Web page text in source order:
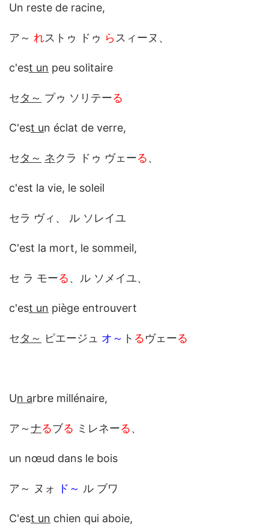
Un reste de racine,
ア～ れストゥ ドゥ ら スィーヌ、
c'est un peu solitaire
セタ～ プゥ ソリテーる
C'est un éclat de verre,
セタ～ ネクラ ドゥ ヴェーる、
c'est la vie, le soleil
セラ ヴィ、 ル ソレイユ
C'est la mort, le sommeil,
セ ラ モーる、ル ソメイユ、
c'est un piège entrouvert
セタ～ ピエージュ オ～ ト るヴェーる
Un arbre millénaire,
ア～ナるブる ミレネーる、
un nœud dans le bois
ア～ ヌォ ド～ ル ブワ
C'est un chien qui aboie,